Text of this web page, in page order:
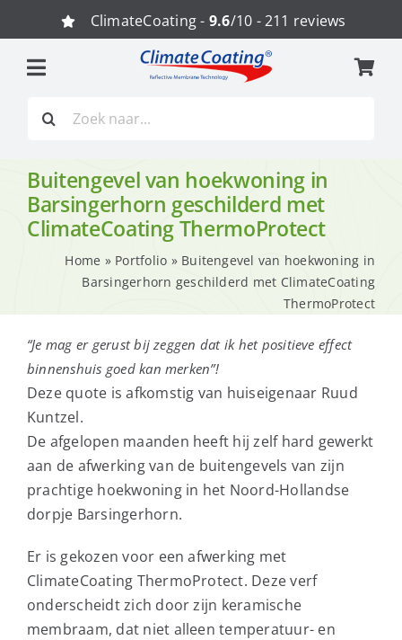
naar
inhoud
ClimateCoating - 9.6/10 - 211 reviews
naar:
Buitengevel van hoekwoning in
Barsingerhorn geschilderd met
ClimateCoating ThermoProtect
Home » Portfolio » Buitengevel van hoekwoning in
Barsingerhorn geschilderd met ClimateCoating
ThermoProtect
“Je mag er gerust bij zeggen dat ik het positieve effect
binnenshuis goed kan merken”!
Deze quote is afkomstig van huiseigenaar Ruud
Kuntzel.
De afgelopen maanden heeft hij zelf hard gewerkt
aan de afwerking van de buitengevels van zijn
prachtige hoekwoning in het Noord-Hollandse
dorpje Barsingerhorn.
Er is gekozen voor een afwerking met
ClimateCoating ThermoProtect. Deze verf
onderscheidt zich door zijn keramische
membraam, dat niet alleen temperatuur- en